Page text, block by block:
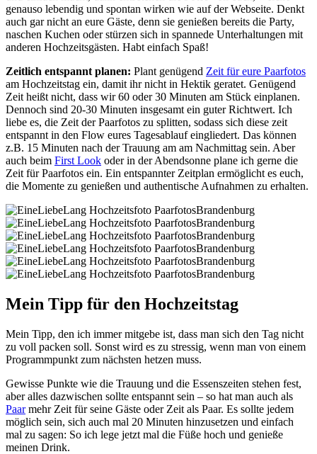
genauso lebendig und spontan wirken wie auf der Webseite. Denkt
auch gar nicht an eure Gäste, denn sie genießen bereits die Party,
naschen Kuchen oder stürzen sich in spannede Unterhaltungen mit
anderen Hochzeitsgästen. Habt einfach Spaß!
Zeitlich entspannt planen: Plant genügend Zeit für eure Paarfotos
am Hochzeitstag ein, damit ihr nicht in Hektik geratet. Genügend
Zeit heißt nicht, dass wir 60 oder 30 Minuten am Stück einplanen.
Dennoch sind 20-30 Minuten insgesamt ein guter Richtwert. Ich
liebe es, die Zeit der Paarfotos zu splitten, sodass sich diese zeit
entspannt in den Flow eures Tagesablauf eingliedert. Das können
z.B. 15 Minuten nach der Trauung am am Nachmittag sein. Aber
auch beim First Look oder in der Abendsonne plane ich gerne die
Zeit für Paarfotos ein. Ein entspannter Zeitplan ermöglicht es euch,
die Momente zu genießen und authentische Aufnahmen zu erhalten.
Mein Tipp für den Hochzeitstag
Mein Tipp, den ich immer mitgebe ist, dass man sich den Tag nicht
zu voll packen soll. Sonst wird es zu stressig, wenn man von einem
Programmpunkt zum nächsten hetzen muss.
Gewisse Punkte wie die Trauung und die Essenszeiten stehen fest,
aber alles dazwischen sollte entspannt sein – so hat man auch als
Paarmehr Zeit für seine Gäste oder Zeit als Paar. Es sollte jedem
möglich sein, sich auch mal 20 Minuten hinzusetzen und einfach
mal zu sagen: So ich lege jetzt mal die Füße hoch und genieße
meinen Drink.